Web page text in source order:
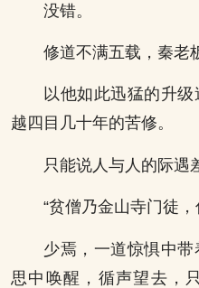
没错。
修道不满五载，秦老
以他如此迅猛的升
越四目几十年的苦修。
只能说人与人的际遇
“贫僧乃金山寺门徒
少焉，一道惊惧中
思中唤醒，循声望去，